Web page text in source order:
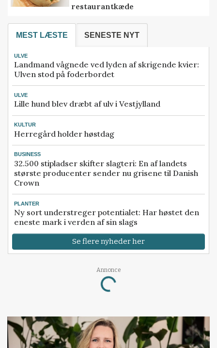
restaurantkæde
MEST LÆSTE SENESTE NYT
ULVE
Landmand vågnede ved lyden af skrigende kvier:
Ulven stod på foderbordet
ULVE
Lille hund blev dræbt af ulv i Vestjylland
KULTUR
Herregård holder høstdag
BUSINESS
32.500 stipladser skifter slagteri: En af landets
største producenter sender nu grisene til Danish
Crown
PLANTER
Ny sort understreger potentialet: Har høstet den
eneste mark i verden af sin slags
Se flere nyheder her
Annonce
Loading...